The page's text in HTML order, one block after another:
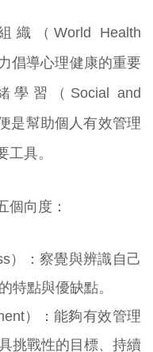
（World Health
倡導心理健康的重要
習（Social and
是幫助個人有效管理
具。
個向度：
）：察覺與辨識自己
特點與優缺點。
）：能夠有效管理
挑戰性的目標、持續